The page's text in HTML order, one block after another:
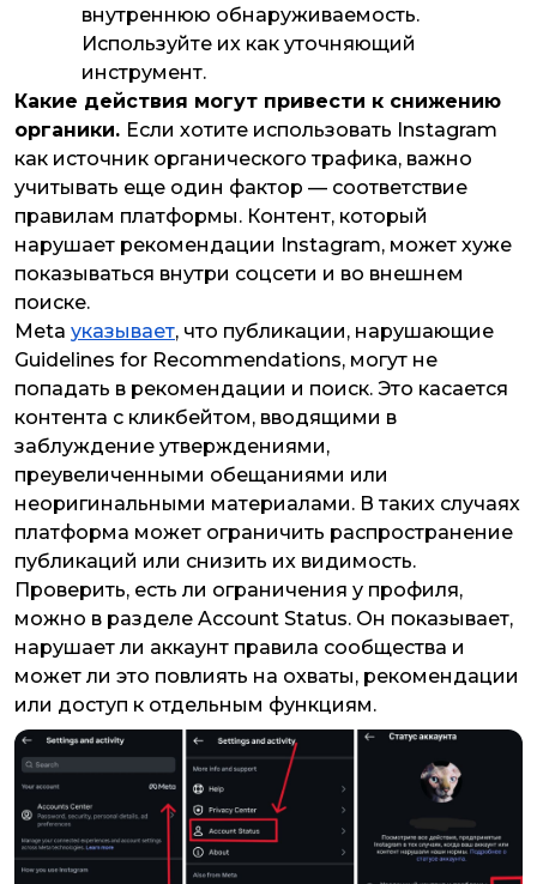
внутреннюю обнаруживаемость.
Используйте их как уточняющий
инструмент.
Какие действия могут привести к снижению
органики. Если хотите использовать Instagram
как источник органического трафика, важно
учитывать еще один фактор — соответствие
правилам платформы. Контент, который
нарушает рекомендации Instagram, может хуже
показываться внутри соцсети и во внешнем
поиске.
Meta указывает, что публикации, нарушающие
Guidelines for Recommendations, могут не
попадать в рекомендации и поиск. Это касается
контента с кликбейтом, вводящими в
заблуждение утверждениями,
преувеличенными обещаниями или
неоригинальными материалами. В таких случаях
платформа может ограничить распространение
публикаций или снизить их видимость.
Проверить, есть ли ограничения у профиля,
можно в разделе Account Status. Он показывает,
нарушает ли аккаунт правила сообщества и
может ли это повлиять на охваты, рекомендации
или доступ к отдельным функциям.